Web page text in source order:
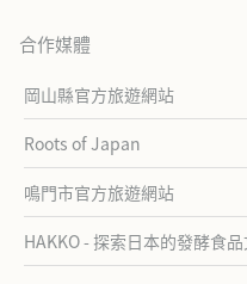
合作媒體
岡山縣官方旅遊網站
Roots of Japan
鳴門市官方旅遊網站
HAKKO - 探索日本的發酵食